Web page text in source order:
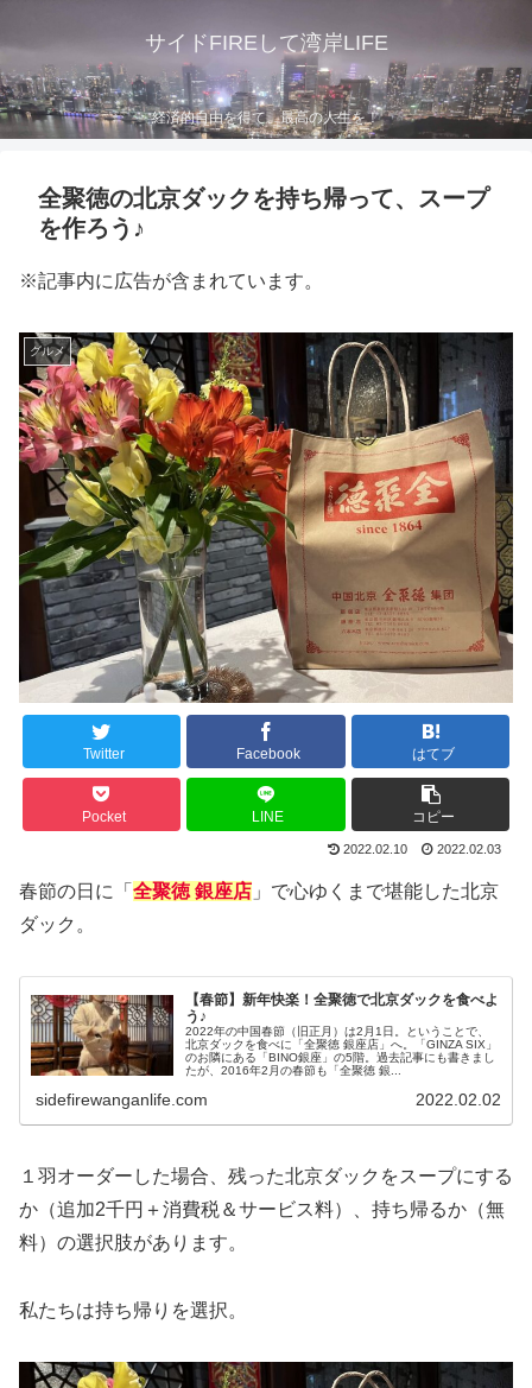
サイドFIREして湾岸LIFE
経済的自由を得て、最高の人生を！
全聚徳の北京ダックを持ち帰って、スープ
を作ろう♪
※記事内に広告が含まれています。
グルメ
Twitter Facebook はてブ
Pocket LINE コピー
2022.02.10 2022.02.03
春節の日に「 全聚徳 銀座店 」で心ゆくまで堪能した北京
ダック。
【春節】新年快楽！全聚徳で北京ダックを食べよ
う♪
2022年の中国春節（旧正月）は2月1日。ということで、
北京ダックを食べに「全聚徳 銀座店」へ。「GINZA SIX」
のお隣にある「BINO銀座」の5階。過去記事にも書きまし
たが、2016年2月の春節も「全聚徳 銀...
sidefirewanganlife.com 2022.02.02
１羽オーダーした場合、残った北京ダックをスープにする
か（追加2千円＋消費税＆サービス料）、持ち帰るか（無
料）の選択肢があります。
私たちは持ち帰りを選択。